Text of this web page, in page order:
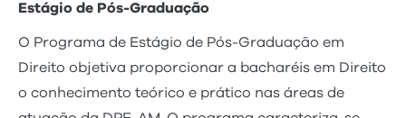
Estágio de Pós-Graduação
O Programa de Estágio de Pós-Graduação em
Direito objetiva proporcionar a bacharéis em Direito
o conhecimento teórico e prático nas áreas de